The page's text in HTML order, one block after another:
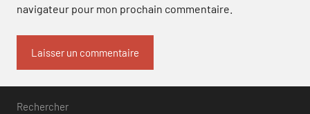
navigateur pour mon prochain commentaire.
Rechercher